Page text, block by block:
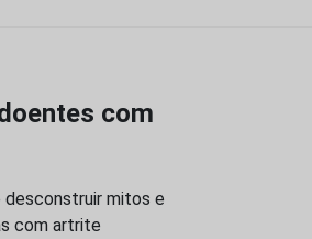
com
desconstruir mitos e
com artrite